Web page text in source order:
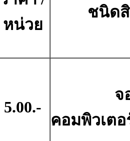
หน่วย
ชนิด
5.00.-
จ
คอมพิวเต